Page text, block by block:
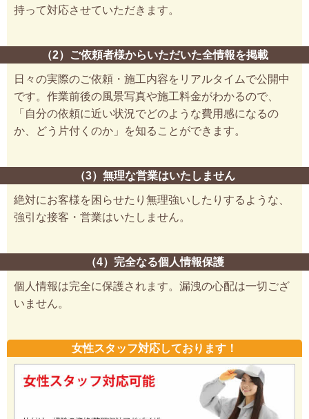
持って対応させていただきます。
（2）ご依頼者様からいただいた全情報を掲載
日々の実際のご依頼・施工内容をリアルタイムで公開中
です。作業前後の風景写真や施工料金がわかるので、
「自分の依頼に近い状況でどのような費用感になるの
か、どう片付くのか」を知ることができます。
（3）無理な営業はいたしません
絶対にお客様を困らせたり無理強いしたりするような、
強引な接客・営業はいたしません。
（4）完全なる個人情報保護
個人情報は完全に保護されます。漏洩の心配は一切ござ
いません。
女性スタッフ対応しております！